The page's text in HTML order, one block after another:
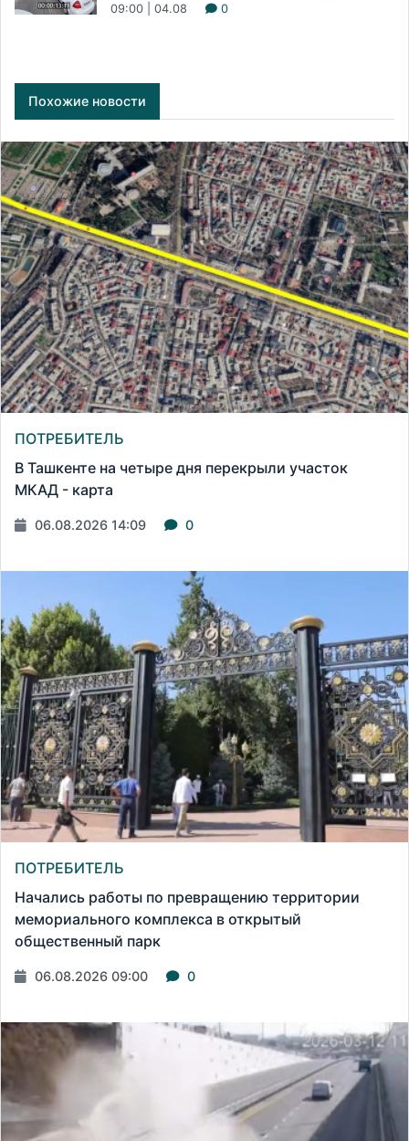
09:00 | 04.08 0
Похожие новости
ПОТРЕБИТЕЛЬ
В Ташкенте на четыре дня перекрыли участок
МКАД - карта
06.08.2026 14:09 0
ПОТРЕБИТЕЛЬ
Начались работы по превращению территории
мемориального комплекса в открытый
общественный парк
06.08.2026 09:00 0